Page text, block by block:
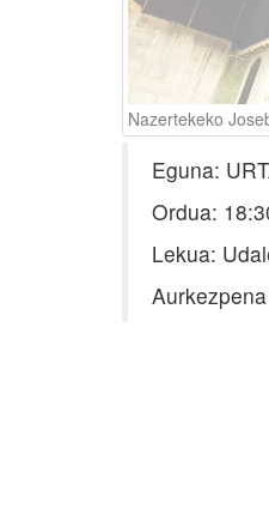
Nazertekeko
Eguna:
Ordua:
Lekua: